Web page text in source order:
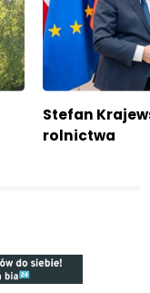
Stefan
rolnictwa